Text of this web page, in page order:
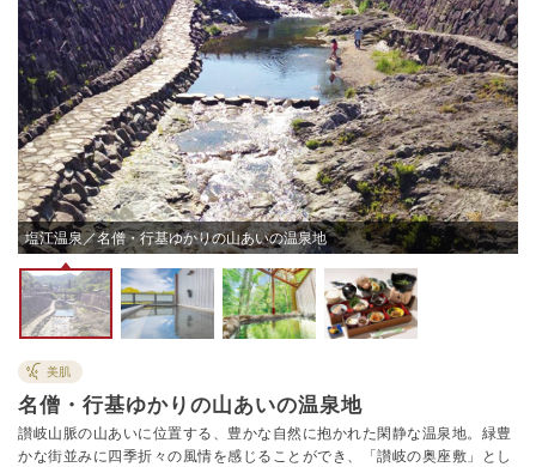
塩江温泉／名僧・行基ゆかりの山あいの温泉地
美肌
名僧・行基ゆかりの山あいの温泉地
讃岐山脈の山あいに位置する、豊かな自然に抱かれた閑静な温泉地。緑豊
かな街並みに四季折々の風情を感じることができ、「讃岐の奥座敷」とし